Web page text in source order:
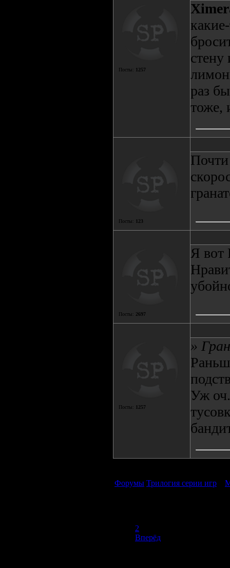
Посты: 1257
раз
тоже,
Посты: 123
Посты: 2697
Я
Посты: 1257
»
Уж
Форумы Трилогия серии игр
2
Вперёд